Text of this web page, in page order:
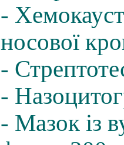
-
носової
-
-
- Мазок із